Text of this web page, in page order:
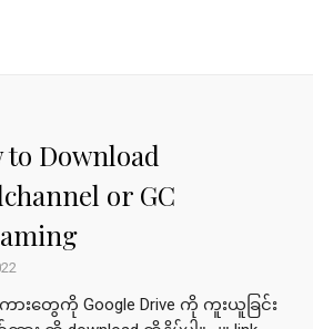
to Download
or GC
ကားတွေကို Google Drive ကို ကူးယူခြင်း